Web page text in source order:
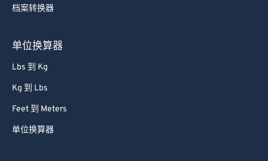
档案转换器
单位换算器
Lbs 到 Kg
Kg 到 Lbs
Feet 到 Meters
单位换算器